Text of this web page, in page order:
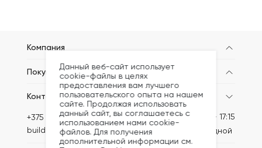
Компания
Покупателям
Контакты
+375 (44) 749-20-71
build@kronex-company.by
Пн-Пт: 8:30 - 17:15
Сб-вс: выходной
Данный веб-сайт использует
cookie-файлы в целях
предоставления вам лучшего
пользовательского опыта на нашем
сайте. Продолжая использовать
данный сайт, вы соглашаетесь с
использованием нами cookie-
файлов. Для получения
дополнительной информации см.